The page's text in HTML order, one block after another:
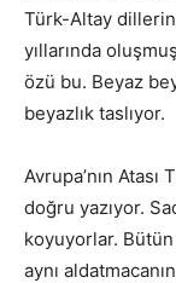
Türk-Altay
yıllarında
özü bu. Beyaz
beyazlık taslıyor.
Avrupa’nın
doğru yazıyor.
koyuyorlar.
aynı